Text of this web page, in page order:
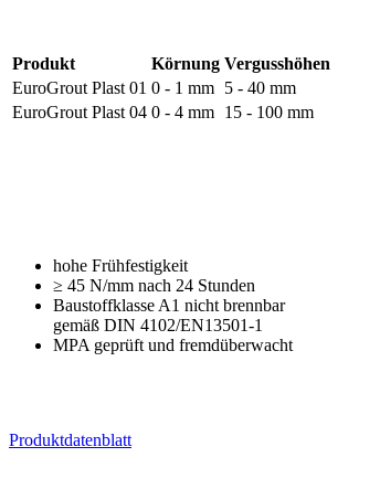
Produkt Körnung Vergusshöhen
EuroGrout Plast 01 0 - 1 mm 5 - 40 mm
EuroGrout Plast 04 0 - 4 mm 15 - 100 mm
hohe Frühfestigkeit
≥ 45 N/mm nach 24 Stunden
Baustoffklasse A1 nicht brennbar
gemäß DIN 4102/EN13501-1
MPA geprüft und fremdüberwacht
Produktdatenblatt